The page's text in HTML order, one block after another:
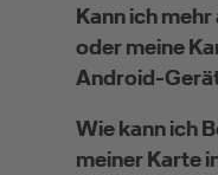
Kann ich
oder meine
Android-
Wie kann ich
meiner Karte